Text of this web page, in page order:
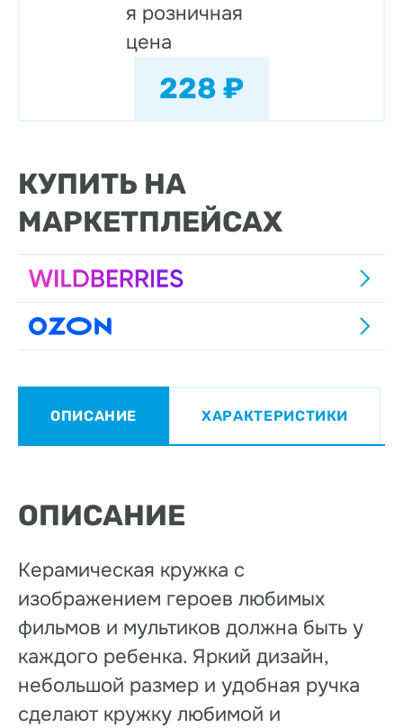
я розничная
цена
228 ₽
КУПИТЬ НА
МАРКЕТПЛЕЙСАХ
ОПИСАНИЕ ХАРАКТЕРИСТИКИ
ОПИСАНИЕ
Керамическая кружка с
изображением героев любимых
фильмов и мультиков должна быть у
каждого ребенка. Яркий дизайн,
небольшой размер и удобная ручка
сделают кружку любимой и